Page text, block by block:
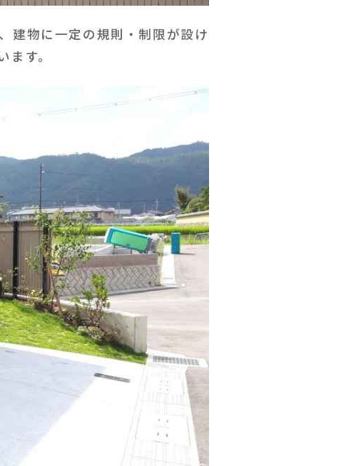
建物に一定の規則・制限が設け
す。